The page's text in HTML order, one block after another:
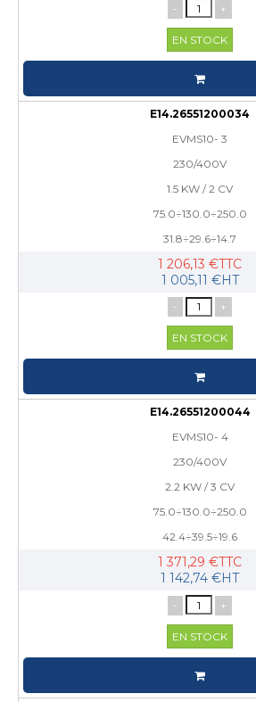
- +
EN STOCK
E14.26551200034
EVMS10- 3
230/400V
1.5 KW / 2 CV
75.0÷130.0÷250.0
31.8÷29.6÷14.7
1 206,13 €TTC
1 005,11 €HT
- +
EN STOCK
E14.26551200044
EVMS10- 4
230/400V
2.2 KW / 3 CV
75.0÷130.0÷250.0
42.4÷39.5÷19.6
1 371,29 €TTC
1 142,74 €HT
- +
EN STOCK